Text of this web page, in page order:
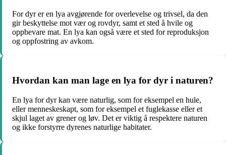
For dyr er en lya avgjørende for overlevelse og trivsel, da den
gir beskyttelse mot vær og rovdyr, samt et sted å hvile og
oppbevare mat. En lya kan også være et sted for reproduksjon
og oppfostring av avkom.
Hvordan kan man lage en lya for dyr i naturen?
En lya for dyr kan være naturlig, som for eksempel en hule,
eller menneskeskapt, som for eksempel et fuglekasse eller et
skjul laget av grener og løv. Det er viktig å respektere naturen
og ikke forstyrre dyrenes naturlige habitater.